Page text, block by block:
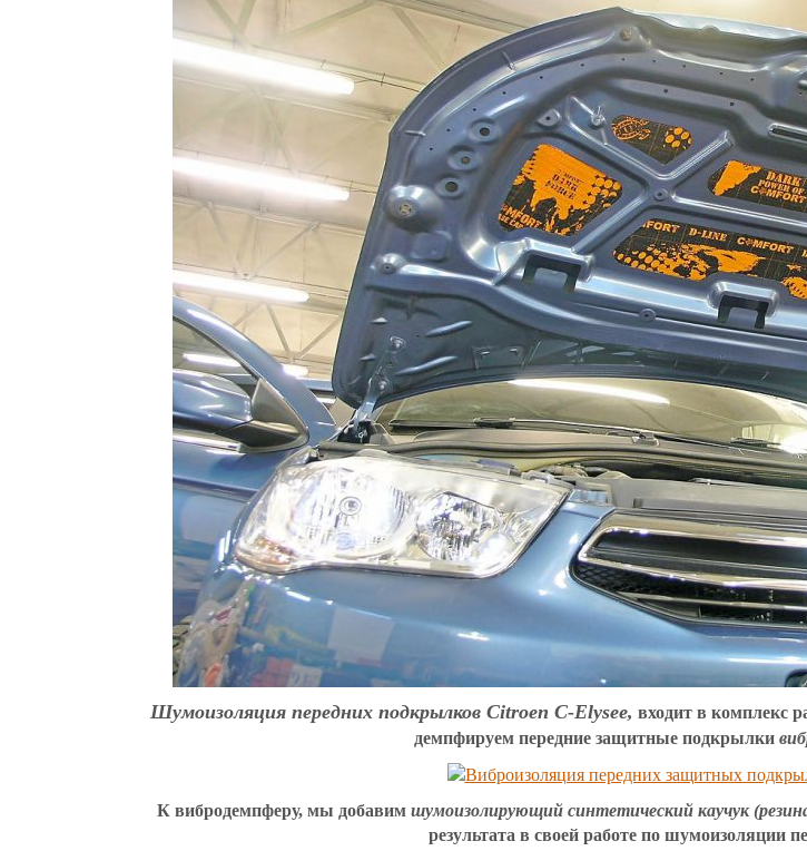
Шумоизоляция передних подкрылков Citroen C-Elysee, входит в комплекс
демпфируем передние защитные подкрылки
К вибродемпферу, мы добавим шумоизолирующий синтетический каучук
результата в своей работе по шумоизоляции